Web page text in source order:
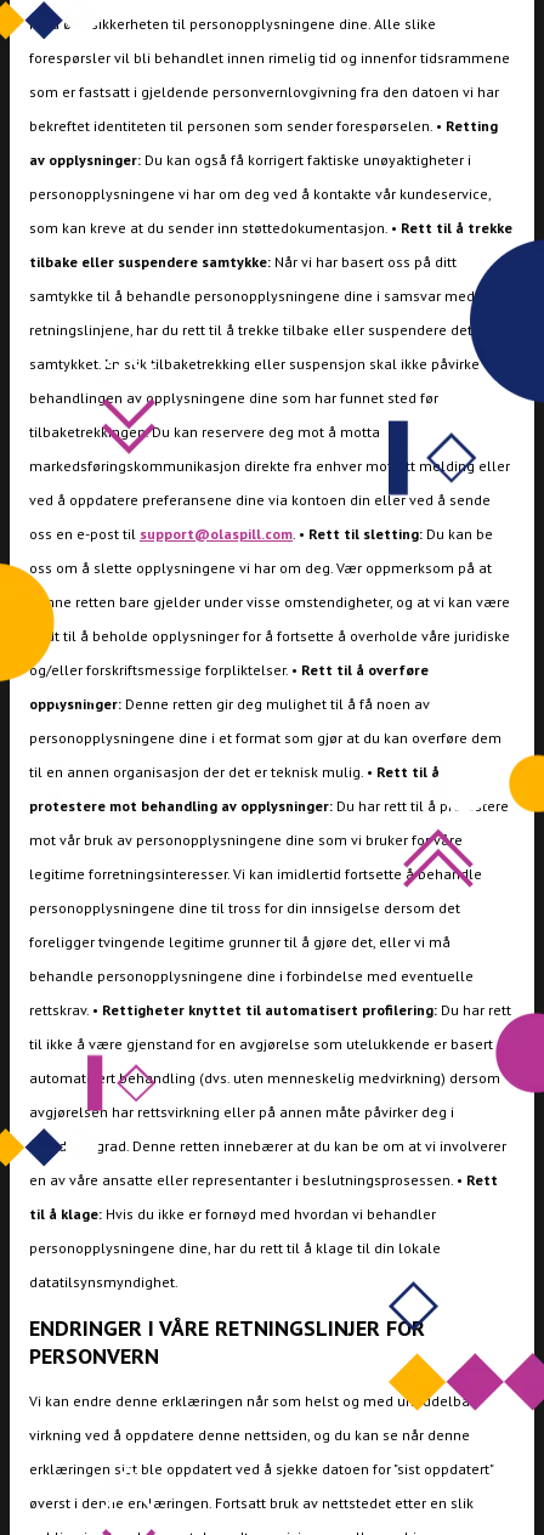
for å øke sikkerheten til personopplysningene dine. Alle slike
forespørsler vil bli behandlet innen rimelig tid og innenfor tidsrammene
som er fastsatt i gjeldende personvernlovgivning fra den datoen vi har
bekreftet identiteten til personen som sender forespørselen. • Retting
av opplysninger: Du kan også få korrigert faktiske unøyaktigheter i
personopplysningene vi har om deg ved å kontakte vår kundeservice,
som kan kreve at du sender inn støttedokumentasjon. • Rett til å trekke
tilbake eller suspendere samtykke: Når vi har basert oss på ditt
samtykke til å behandle personopplysningene dine i samsvar med disse
retningslinjene, har du rett til å trekke tilbake eller suspendere dette
samtykket. En slik tilbaketrekking eller suspensjon skal ikke påvirke
behandlingen av opplysningene dine som har funnet sted før
tilbaketrekkingen. Du kan reservere deg mot å motta
markedsføringskommunikasjon direkte fra enhver mottatt melding eller
ved å oppdatere preferansene dine via kontoen din eller ved å sende
oss en e-post til support@olaspill.com. • Rett til sletting: Du kan be
oss om å slette opplysningene vi har om deg. Vær oppmerksom på at
denne retten bare gjelder under visse omstendigheter, og at vi kan være
nødt til å beholde opplysninger for å fortsette å overholde våre juridiske
og/eller forskriftsmessige forpliktelser. • Rett til å overføre
opplysninger: Denne retten gir deg mulighet til å få noen av
personopplysningene dine i et format som gjør at du kan overføre dem
til en annen organisasjon der det er teknisk mulig. • Rett til å
protestere mot behandling av opplysninger: Du har rett til å protestere
mot vår bruk av personopplysningene dine som vi bruker for våre
legitime forretningsinteresser. Vi kan imidlertid fortsette å behandle
personopplysningene dine til tross for din innsigelse dersom det
foreligger tvingende legitime grunner til å gjøre det, eller vi må
behandle personopplysningene dine i forbindelse med eventuelle
rettskrav. • Rettigheter knyttet til automatisert profilering: Du har rett
til ikke å være gjenstand for en avgjørelse som utelukkende er basert på
automatisert behandling (dvs. uten menneskelig medvirkning) dersom
avgjørelsen har rettsvirkning eller på annen måte påvirker deg i
betydelig grad. Denne retten innebærer at du kan be om at vi involverer
en av våre ansatte eller representanter i beslutningsprosessen. • Rett
til å klage: Hvis du ikke er fornøyd med hvordan vi behandler
personopplysningene dine, har du rett til å klage til din lokale
datatilsynsmyndighet.
ENDRINGER I VÅRE RETNINGSLINJER FOR
PERSONVERN
Vi kan endre denne erklæringen når som helst og med umiddelbar
virkning ved å oppdatere denne nettsiden, og du kan se når denne
erklæringen sist ble oppdatert ved å sjekke datoen for "sist oppdatert"
øverst i denne erklæringen. Fortsatt bruk av nettstedet etter en slik